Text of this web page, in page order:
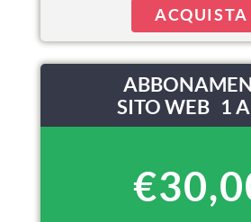
ACQUISTA
SITO WEB 1